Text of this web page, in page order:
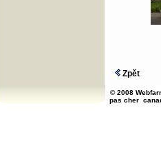
Zpět
© 2008
pas cher